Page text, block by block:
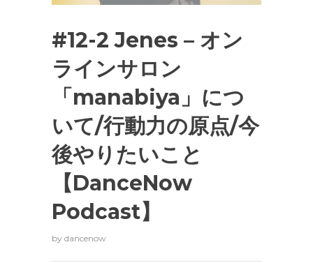
#12-2 Jenes – オン
ラインサロン
「manabiya」につ
いて/行動力の原点/今
後やりたいこと
【DanceNow
Podcast】
by dancenow